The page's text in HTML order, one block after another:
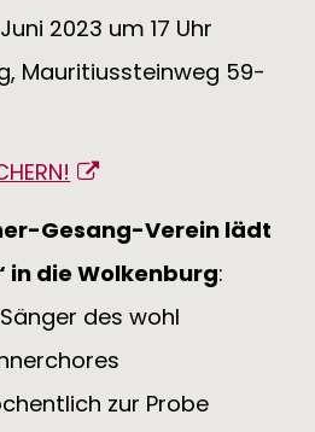
2023 um 17 Uhr
Mauritiussteinweg 59-
Gesang-Verein lädt
in die Wolkenburg:
des wohl
zur Probe